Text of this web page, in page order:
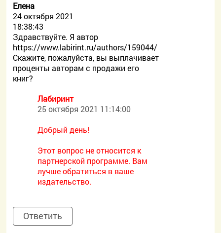
Елена
24 октября 2021
18:38:43
Здравствуйте. Я автор
https://www.labirint.ru/authors/159044/
Скажите, пожалуйста, вы выплачивает
проценты авторам с продажи его
книг?
Лабиринт
25 октября 2021 11:14:00
Добрый день!
Этот вопрос не относится к
партнерской программе. Вам
лучше обратиться в ваше
издательство.
Ответить